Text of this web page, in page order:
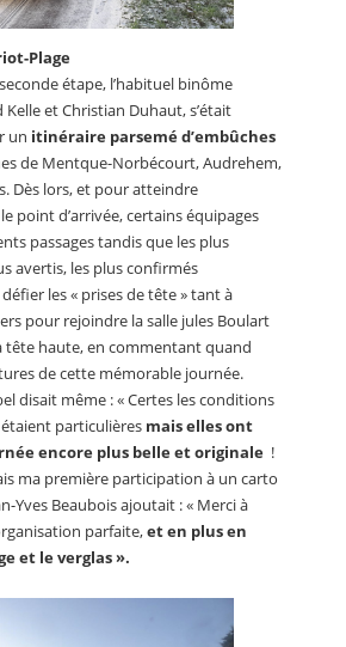
Plage
étape, l’habituel binôme
et Christian Duhaut, s’était
un itinéraire parsemé d’embûches
de Mentque-Norbécourt, Audrehem,
Dès lors, et pour atteindre
point d’arrivée, certains équipages
passages tandis que les plus
avertis, les plus confirmés
les « prises de tête » tant à
pour rejoindre la salle jules Boulart
tête haute, en commentant quand
de cette mémorable journée.
disait même : « Certes les conditions
particulières mais elles ont
encore plus belle et originale !
ma première participation à un carto
Yves Beaubois ajoutait : « Merci à
parfaite,et en plus en
et le verglas ».